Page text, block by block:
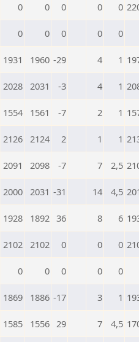
0 0 0 0 0
0 0 0 0 0
1931 1960 -29 4 1
2028 2031 -3 4 1
1554 1561 -7 2 1
2126 2124 2 1 1
2091 2098 -7 7 2,5
2000 2031 -31 14 4,5
1928 1892 36 8 6
2102 2102 0 0 0
0 0 0 0 0
1869 1886 -17 3 1
1585 1556 29 7 4,5